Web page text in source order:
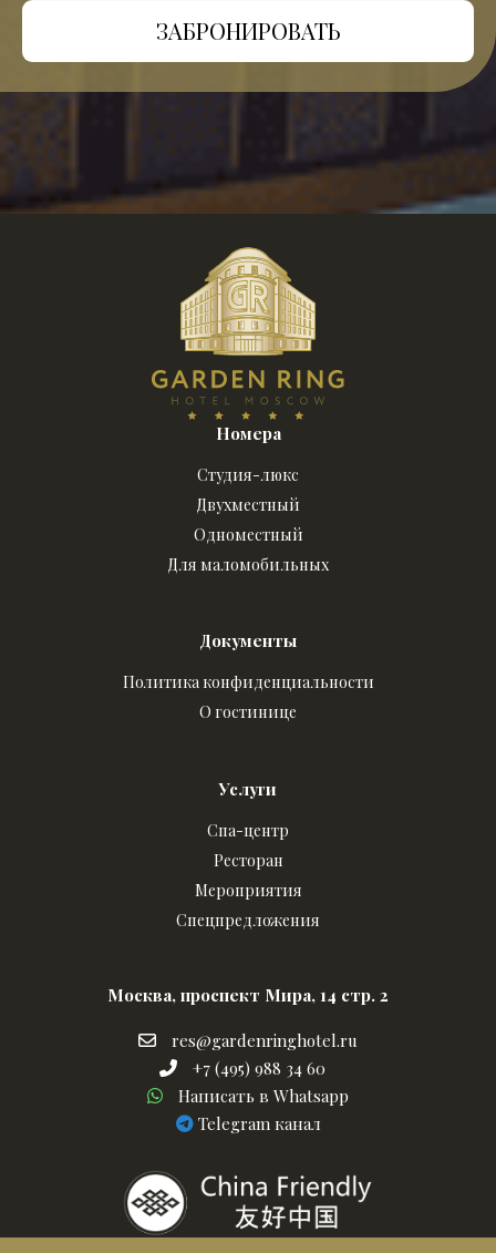
ЗАБРОНИРОВАТЬ
Номера
Студия-люкс
Двухместный
Одноместный
Для маломобильных
Документы
Политика конфиденциальности
О гостинице
Услуги
Спа-центр
Ресторан
Мероприятия
Спецпредложения
Москва, проспект Мира, 14 стр. 2
res@gardenringhotel.ru
res@gardenringhotel.ru
+7
(495)
988
60
+7 (495) 988 34 60
Написать
в
Написать в Whatsapp
телеграм
Telegram канал